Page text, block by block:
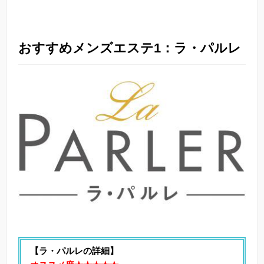
おすすめメンズエステ1：ラ・パルレ
【ラ・パルレの詳細】